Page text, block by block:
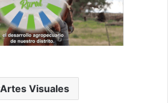
Artes Visuales